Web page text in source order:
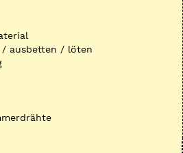
/ ausbetten / löten